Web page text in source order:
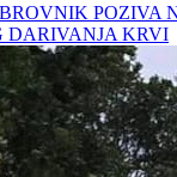
POZIVA
DARIVANJA KRVI